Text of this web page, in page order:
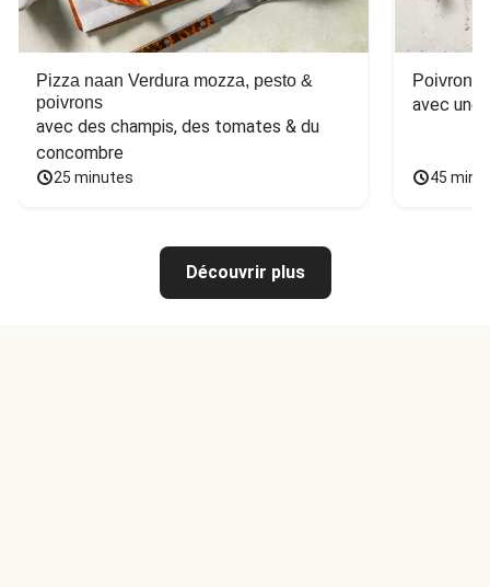
Pizza naan Verdura mozza, pesto &
poivrons
avec des champis, des tomates & du
concombre
25 minutes
Poivron
avec une
45
Découvrir plus